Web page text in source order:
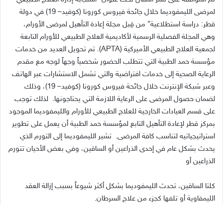
لمرضى الليمفوديما خلال جائحة فيروس كورونا (كوفيد– 19)
في دولة
قطر: دراسة استطلاعية” من قِبل مجلة إعادة التأهيل لمرضى الأورام،
وهي المجلة الفصلية الرسمية لأكاديمية العلاج الطبيعي للأورام التابعة
لجمعية العلاج الطبيعي الأميركية (APTA).
تم تحويل العديد من خدمات
مؤسسة حمد الطبية التي تتطلب الحضور شخصياً وجهاً لوجه مع مقدم
الرعاية الصحية إلى خدمات افتراضية والتي تشمل الاستشارات عبر الهاتف
وعبر شبكة الإنترنت خلال جائحة فيروس كورونا (كوفيد– 19)
، وذلك
لضمان حصول المرضى على الرعاية اللازمة التي يحتاجونها. لذلك توجب
على قسم العيادات الخارجية للعلاج الطبيعي للأورام والليمفوديما الموجود
بمركز قطر لإعادة التأهيل التابع لمؤسسة حمد الطبية أن يعمل على تطوير
استراتيجياتيه لتناسب كافة المرضى. تشير الليمفوديما إلى التورم الذي
يحدث بشكل عام في إحدى الذراعين أو الساقين، وفي بعض الأحيان تتورم
الذراعين أو
كلتا الساقين، تحدث الليمفوديما بشكل أكثر شيوعاً بسبب إزالة العقد
الليمفاوية أو تلفها كجزء من علاج السرطان.